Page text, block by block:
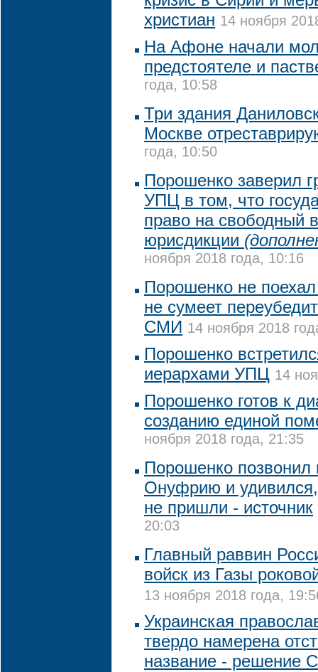
христиан 14 ноября
На Афоне начали
предстоятеле и
года, 10:58
Три здания
Москве
года, 10:50
Порошенко заверил
УПЦ в том, что
право на свободный
юрисдикции
ноября 2018 года, 10:16
Порошенко не
не сумеет
СМИ 14 ноября 2018
Порошенко
иерархами УПЦ 14
Порошенко готов к
созданию единой
ноября 2018 года, 21:35
Порошенко позвонил
Онуфрию и
не пришли - источник
20:03
Главный раввин
войск из Газы
13 ноября 2018 года,
Украинская
твердо намерена
название - решение